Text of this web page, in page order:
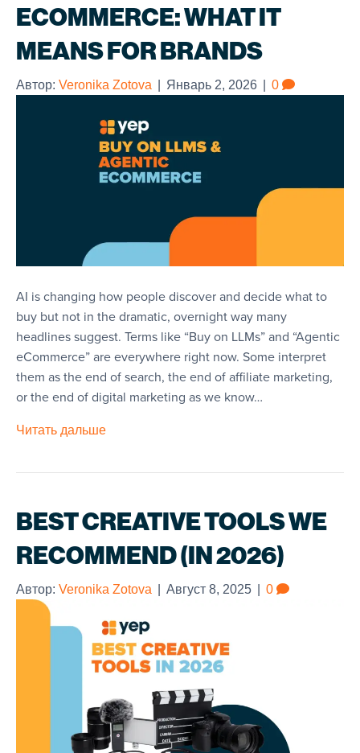
ECOMMERCE: WHAT IT
MEANS FOR BRANDS
Автор: Veronika Zotova Январь 2, 2026 0
AI is changing how people discover and decide what to
buy but not in the dramatic, overnight way many
headlines suggest. Terms like “Buy on LLMs” and “Agentic
eCommerce” are everywhere right now. Some interpret
them as the end of search, the end of affiliate marketing,
or the end of digital marketing as we know…
Читать дальше
BEST CREATIVE TOOLS WE
RECOMMEND (IN 2026)
Автор: Veronika Zotova Август 8, 2025 0